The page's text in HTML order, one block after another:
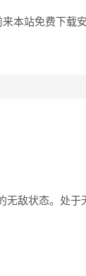
本站免费下载安
无敌状态。处